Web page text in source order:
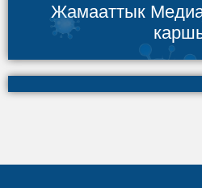
Жамааттык